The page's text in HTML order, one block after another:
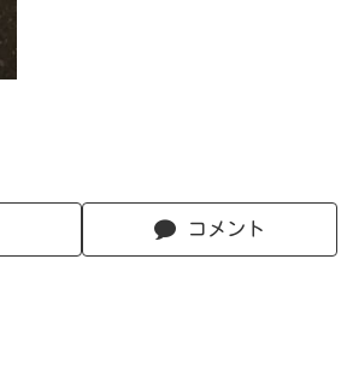
コメント